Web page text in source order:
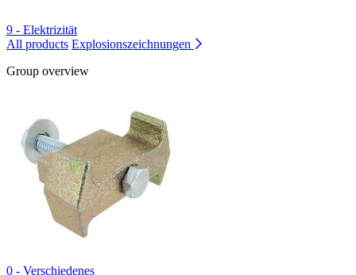
9 - Elektrizität
All products Explosionszeichnungen
Group overview
0 - Verschiedenes